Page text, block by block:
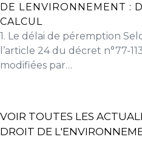
DE LENVIRONNEMENT :
CALCUL
1. Le délai de péremption
l’article 24 du décret n°77-
modifiées par…
VOIR TOUTES LES
DROIT DE